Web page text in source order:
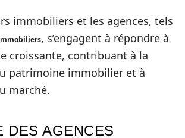
immobiliers et les agences, tels
, s’engagent à répondre à
croissante, contribuant à la
patrimoine immobilier et à
marché.
DES AGENCES